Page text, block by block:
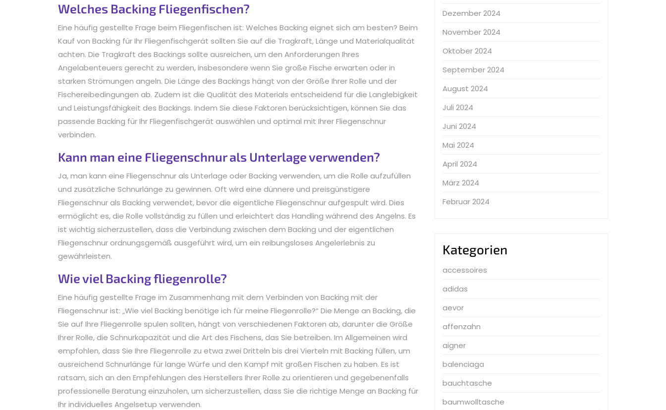
Welches Backing Fliegenfischen?
Eine häufig gestellte Frage beim Fliegenfischen ist: Welches Backing eignet sich am besten? Beim
Kauf von Backing für Ihr Fliegenfischgerät sollten Sie auf die Tragkraft, Länge und Materialqualität
achten. Die Tragkraft des Backings sollte ausreichen, um den Anforderungen Ihres
Angelabenteuers gerecht zu werden, insbesondere wenn Sie große Fische erwarten oder in
starken Strömungen angeln. Die Länge des Backings hängt von der Größe Ihrer Rolle und der
Fischereibedingungen ab. Zudem ist die Qualität des Materials entscheidend für die Langlebigkeit
und Leistungsfähigkeit des Backings. Indem Sie diese Faktoren berücksichtigen, können Sie das
passende Backing für Ihr Fliegenfischgerät auswählen und optimal mit Ihrer Fliegenschnur
verbinden.
Kann man eine Fliegenschnur als Unterlage verwenden?
Ja, man kann eine Fliegenschnur als Unterlage oder Backing verwenden, um die Rolle aufzufüllen
und zusätzliche Schnurlänge zu gewinnen. Oft wird eine dünnere und preisgünstigere
Fliegenschnur als Backing verwendet, bevor die eigentliche Fliegenschnur aufgespult wird. Dies
ermöglicht es, die Rolle vollständig zu füllen und erleichtert das Handling während des Angelns. Es
ist wichtig sicherzustellen, dass die Verbindung zwischen dem Backing und der eigentlichen
Fliegenschnur ordnungsgemäß ausgeführt wird, um ein reibungsloses Angelerlebnis zu
gewährleisten.
Wie viel Backing fliegenrolle?
Eine häufig gestellte Frage im Zusammenhang mit dem Verbinden von Backing mit der
Fliegenschnur ist: „Wie viel Backing benötige ich für meine Fliegenrolle?“ Die Menge an Backing, die
Sie auf Ihre Fliegenrolle spulen sollten, hängt von verschiedenen Faktoren ab, darunter die Größe
Ihrer Rolle, die Schnurkapazität und die Art des Fischens, das Sie betreiben. Im Allgemeinen wird
empfohlen, dass Sie Ihre Fliegenrolle zu etwa zwei Dritteln bis drei Vierteln mit Backing füllen, um
ausreichend Schnurlänge für lange Würfe und den Kampf mit großen Fischen zu haben. Es ist
ratsam, sich an den Empfehlungen des Herstellers Ihrer Rolle zu orientieren und gegebenenfalls
professionelle Beratung einzuholen, um sicherzustellen, dass Sie die richtige Menge an Backing für
Ihr individuelles Angelsetup verwenden.
Dezember 2024
November 2024
Oktober 2024
September 2024
August 2024
Juli 2024
Juni 2024
Mai 2024
April 2024
März 2024
Februar 2024
Kategorien
accessoires
adidas
aevor
affenzahn
aigner
balenciaga
bauchtasche
baumwolltasche